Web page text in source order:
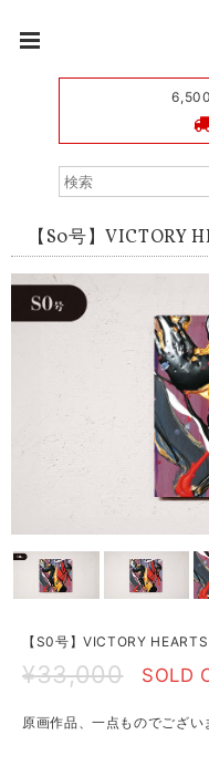
【S0号】VICTORY
【S0号】VICTORY
¥33,000 SOLD
原画作品、一点ものでござい